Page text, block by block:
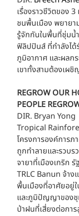
เรื่องราวชีวิตของ
ชนพื้นเมือง พยาย
รู้จักกันในพื้นที่ชุ่มน้
ฟิลิปปินส์ ที่กำลังได้
ภูมิอากาศ และผล
เขาทั้งสามต้องเผ
REGROW OUR
PEOPLE
DIR. Bryan Yong
Tropical
โครงการองค์การภ
ถูกทำลายและรวบ
จายาที่เมืองเกริก
TRLC Banun จ้าง
พื้นเมืองที่อาศัยอยู่
และภูมิปัญญาของชุ
ป่าฝนที่เสี่ยงต่อกา